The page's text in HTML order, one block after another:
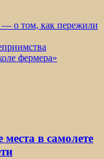
— о том, как пережили
фермера»
в самолете